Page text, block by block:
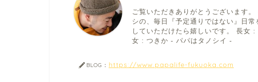
ご覧いただきありがとうございます
シの、毎日『予定通りではない』日
していただけたら嬉しいです。 長女
女 : つきか - パパはタノシイ -
BLOG： https://www.papalife-fukuoka.com